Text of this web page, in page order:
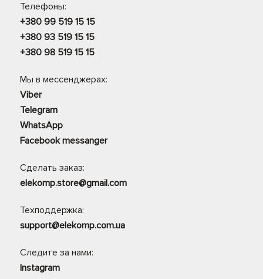
Телефоны:
+380 99 519 15 15
+380 93 519 15 15
+380 98 519 15 15
Мы в мессенджерах:
Viber
Telegram
WhatsApp
Facebook messanger
Сделать заказ:
elekomp.store@gmail.com
Техподдержка:
support@elekomp.com.ua
Следите за нами:
Instagram